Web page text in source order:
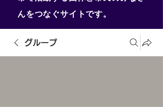
んをつなぐサイトです。
グループ